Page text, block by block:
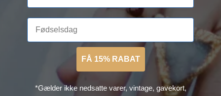
FÅ 15% RABAT
*Gælder ikke nedsatte varer, vintage, gavekort,